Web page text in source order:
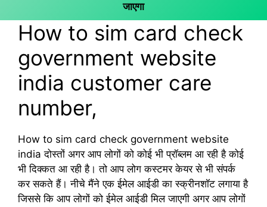
जाएगा
How to sim card check
government website
india customer care
number,
How to sim card check government website
india दोस्तों अगर आप लोगों को कोई भी प्रॉब्लम आ रही है कोई
भी दिक्कत आ रही है। तो आप लोग कस्टमर केयर से भी संपर्क
कर सकते हैं। नीचे मैंने एक ईमेल आईडी का स्क्रीनशॉट लगाया है
जिससे कि आप लोगों को ईमेल आईडी मिल जाएगी अगर आप लोगों